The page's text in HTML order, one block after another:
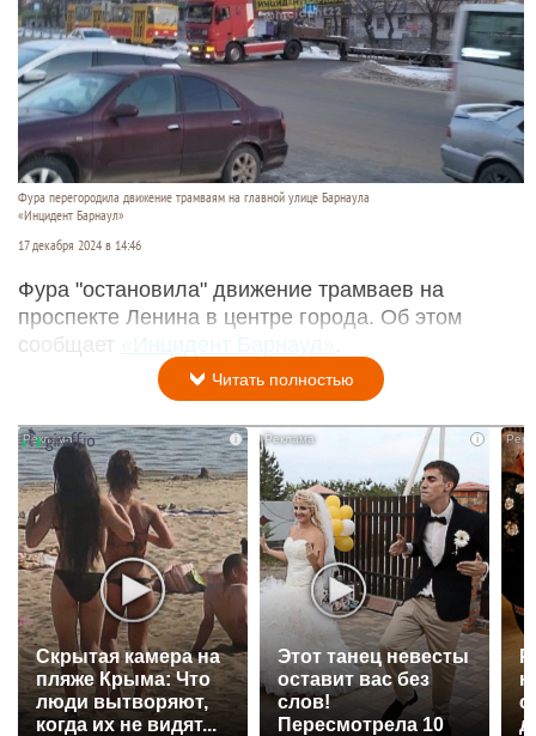
Фура перегородила движение трамваям на главной улице Барнаула
«Инцидент Барнаул»
17 декабря 2024 в 14:46
Фура "остановила" движение трамваев на
проспекте Ленина в центре города. Об этом
сообщает
«Инцидент Барнаул»
Читать полностью
i
Скрытая камера на
пляже Крыма: Что
люди вытворяют,
когда их не видят...
i
Этот танец невесты
оставит вас без
слов!
Пересмотрела 10